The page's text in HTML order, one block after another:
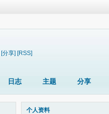
[分享] [RSS]
日志 主题 分享
个人资料